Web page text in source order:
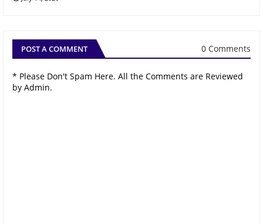
POST A COMMENT 0 Comments
* Please Don't Spam Here. All the Comments are Reviewed
by Admin.